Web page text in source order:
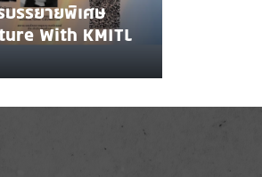
บรรยายพิเศษ
With KMITL